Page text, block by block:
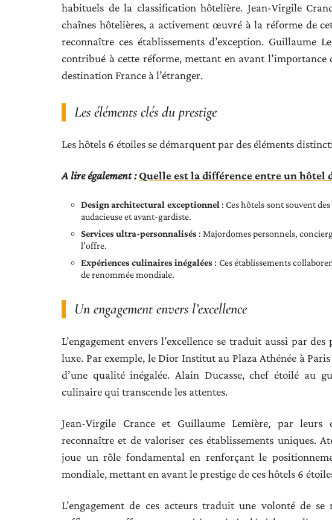
habituels de la classification hôtelière. Jean-Virgile
chaînes hôtelières, a activement œuvré à la réforme de
reconnaître ces établissements d’exception. Guillaume
contribué à cette réforme, mettant en avant
destination France à l’étranger.
Les éléments clés du prestige
Les hôtels 6 étoiles se démarquent par des éléments
A lire également :Quelle est la différence entre un hôtel
Design architectural exceptionnel : Ces hôtels sont souvent
audacieuse et avant-gardiste.
Services ultra-personnalisés : Majordomes personnels,
l’offre.
Expériences culinaires inégalées : Ces établissements
de renommée mondiale.
Un engagement envers l’excellence
L’engagement envers l’excellence se traduit aussi par
luxe. Par exemple, le Dior Institut au Plaza Athénée à
d’une qualité inégalée. Alain Ducasse, chef étoilé au
culinaire qui transcende les attentes.
Jean-Virgile Crance et Guillaume Lemière, par leurs
reconnaître et de valoriser ces établissements uniques.
joue un rôle fondamental en renforçant le
mondiale, mettant en avant le prestige de ces hôtels 6
L’engagement de ces acteurs traduit une volonté de